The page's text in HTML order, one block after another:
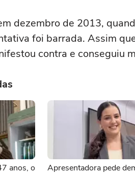
dezembro de 2013,
foi barrada. Assim
contra e conseguiu
anos, o
Apresentadora pede